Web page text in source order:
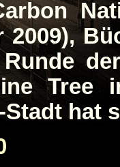
2009),
Tree
Stadt hat